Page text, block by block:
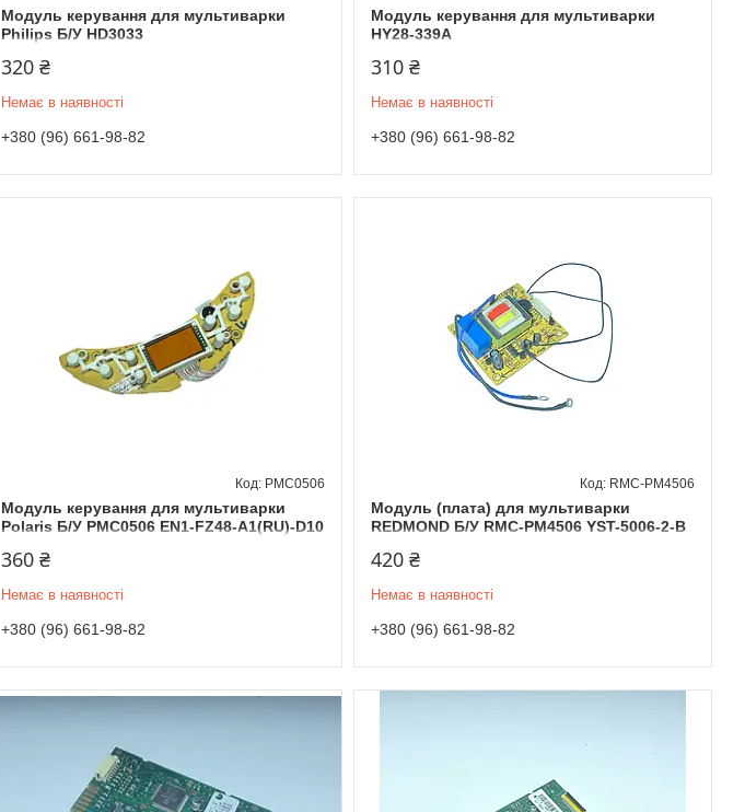
Модуль керування для мультиварки
Philips Б/У HD3033
320 ₴
Немає в наявності
+380 (96) 661-98-82
Модуль керування для мультиварки
HY28-339A
310 ₴
Немає в наявності
+380 (96) 661-98-82
Модуль керування для мультиварки
Polaris Б/У PMC0506 EN1-FZ48-A1(RU)-D10
PMC0506
360 ₴
Немає в наявності
+380 (96) 661-98-82
Модуль (плата) для мультиварки
REDMOND Б/У RMC-PM4506 YST-5006-2-B
RMC-PМ4506
420 ₴
Немає в наявності
+380 (96) 661-98-82